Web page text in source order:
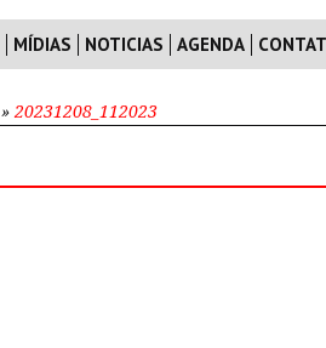
MÍDIAS NOTICIAS AGENDA
» 20231208_112023